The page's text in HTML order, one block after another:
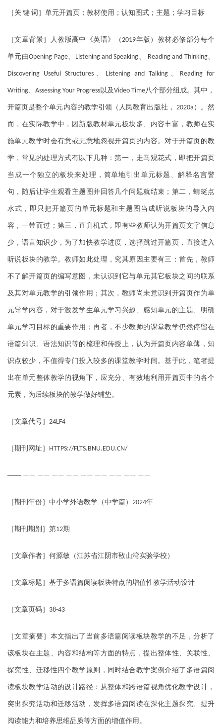
［关 键 词］单元开篇页；教材使用；认知图式；主题；学习目标
［文章背景］人教版高中《英语》（2019年版）教材必修部分每个
单元由Opening Page、 Listening and Speaking Reading and Thinking、
Discovering Useful Structures Listening and Talking Reading for
Writing Assessing Your Progress以及Video Time八个部分组成。其中，
开篇页是整个单元内容的教学引领（人民教育出版社， 2020a ）。然
而，在实际教学中，因新版教材单元板块多、内容丰富，教师在实
施单元教学时会有意或无意地忽视开篇页的内容。对于开篇页的教
学，常见的处理方式有以下几种：第一，走马观花式，即把开篇页
当成一个独立的板块来处理，简单地引出单元标题、解释名言警
句，随后让学生观看主题图并回答几个问题就结束；第二，蜻蜓点
水式，即只把开篇页的单元标题和主题图当成听说板块的导入内
容，一带而过；第三，直升机式，即有些教师认为开篇页文字信息
少，语言知识少，为了加快教学进度，选择跳过开篇页，直接进入
听说板块的教学。教师如此处理，究其原因主要有三：首先，教师
不了解开篇页的编写意图，未认识到它与单元其它板块之间的联系
及其对单元教学的引领作用；其次，教师尚未意识到开篇页作为单
元导学内容，对于激发学生单元学习兴趣、感知单元的主题、明确
单元学习目标的重要作用；再者，不少教师的课堂教学仍然停留在
语篇知识、语法知识等的梳理和传授上，认为开篇页内容单薄，知
识点较少，不值得专门投入较多的课堂教学时间。基于此，笔者提
出在单元整体教学的视角下，应充分、有效地利用开篇页中的各个
元素，为后续板块的教学做好铺垫。
［文章代号］ 24LF4
［期刊网址］ HTTPS://FLTS.BNU.EDU.CN/
—— —— —— —— —— —— —— —— —— ——
［期刊年份］中小学外语教学（中学篇） 2024年
［期刊期别］第12期
［文章作者］何源敏（江苏省江阴市敔山湾实验学校）
［文章标题］基于多语篇阅读板块特点的增值性教学活动设计
［文章页码］ 38-43
［文章摘要］本文指出了当前多语篇阅读板块教学的不足，分析了
该板块在主题、内容和结构等方面的特点，提出整体性、关联性、
探究性、迁移性四个教学原则，同时结合教学案例介绍了多语篇阅
读板块教学活动的设计路径：从整体和跨语篇视角优化教学设计，
突出探究活动和迁移活动，发挥多语篇阅读在深化主题探究、提升
阅读能力和培养思维品质等方面的增值作用。